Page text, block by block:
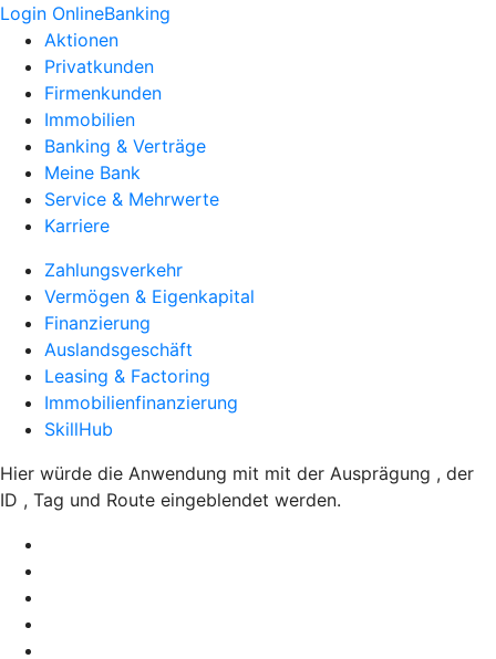
Login OnlineBanking
Aktionen
Privatkunden
Firmenkunden
Immobilien
Banking & Verträge
Meine Bank
Service & Mehrwerte
Karriere
Zahlungsverkehr
Vermögen & Eigenkapital
Finanzierung
Auslandsgeschäft
Leasing & Factoring
Immobilienfinanzierung
SkillHub
Hier würde die Anwendung mit mit der Ausprägung , der
ID , Tag und Route eingeblendet werden.